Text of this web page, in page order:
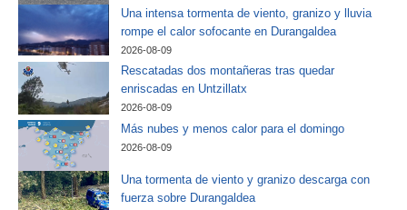
Una intensa tormenta de viento, granizo y lluvia
rompe el calor sofocante en Durangaldea
2026-08-09
Rescatadas dos montañeras tras quedar
enriscadas en Untzillatx
2026-08-09
Más nubes y menos calor para el domingo
2026-08-09
Una tormenta de viento y granizo descarga con
fuerza sobre Durangaldea